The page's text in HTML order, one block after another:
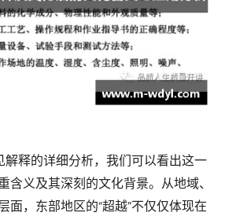
解释的详细分析，我们可以看出这一
含义及其深刻的文化背景。从地域、
面，东部地区的“超越”不仅仅体现在